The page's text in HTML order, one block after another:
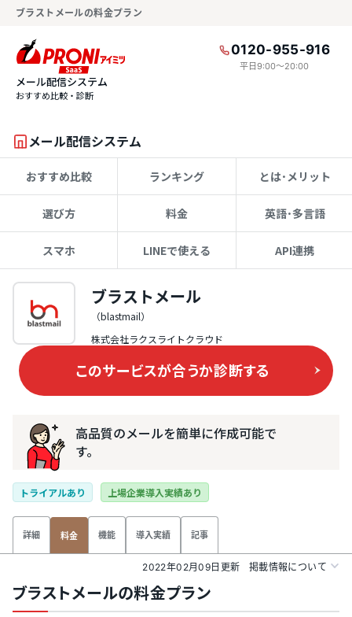
ブラストメールの料金プラン
0120-955-916
平日9:00〜20:00
メール配信システム
おすすめ比較・診断
メール配信システム
おすすめ比較 ランキング とは･メリット
選び方 料金 英語･多言語
スマホ LINEで使える API連携
ブラストメール
（blastmail）
株式会社ラクスライトクラウド
このサービスが合うか診断する
高品質のメールを簡単に作成可能で
す。
トライアルあり 上場企業導入実績あり
詳細 料金 機能 導入実績 記事
2022年02月09日更新 掲載情報について
ブラストメールの料金プラン